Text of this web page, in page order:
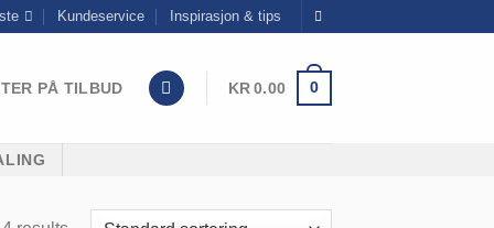
Kundeservice Inspirasjon & tips
PÅ TILBUD KR0.00 0